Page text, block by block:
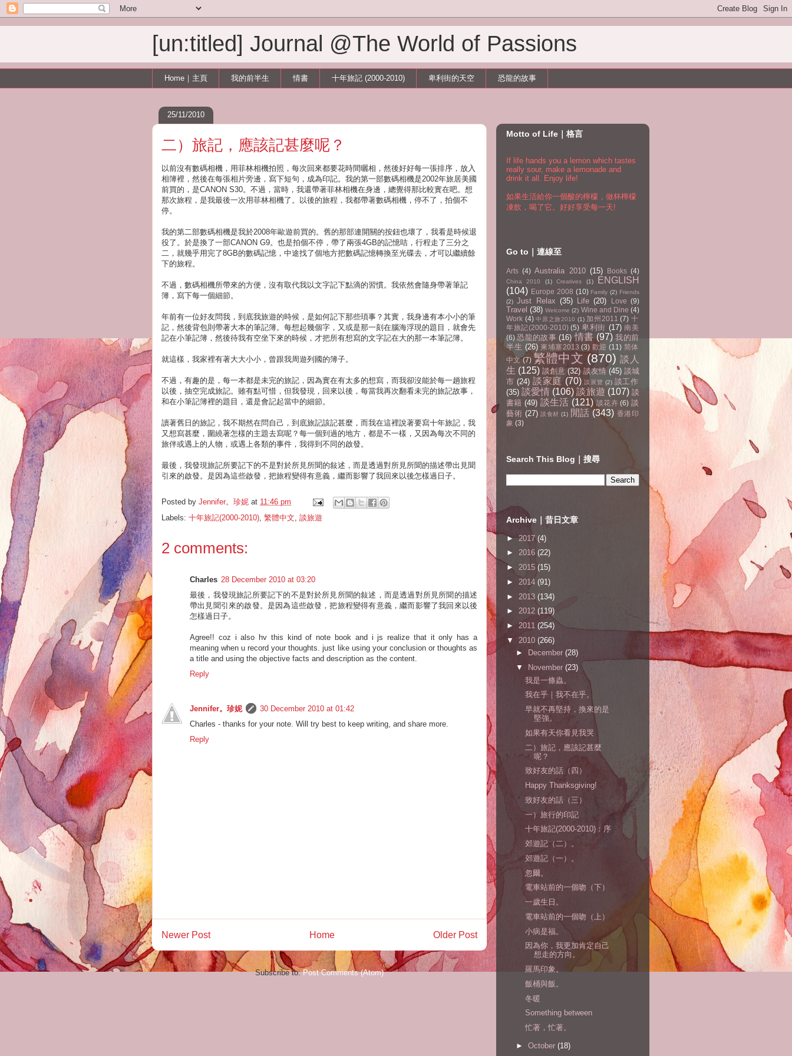
[un:titled] Journal @The World of Passions
Home｜主頁 我的前半生 情書 十年旅記 (2000-2010) 卑利街的天空 恐龍的故事
25/11/2010
二）旅記，應該記甚麼呢？
以前沒有數碼相機，用菲林相機拍照，每次回來都要花時間曬相，然後好好每一張排序，放入
相簿裡，然後在每張相片旁邊，寫下短句，成為印記。我的第一部數碼相機是2002年旅居美國
前買的，是CANON S30。不過，當時，我還帶著菲林相機在身邊，總覺得那比較實在吧。想
那次旅程，是我最後一次用菲林相機了。以後的旅程，我都帶著數碼相機，停不了，拍個不
停。
我的第二部數碼相機是我於2008年歐遊前買的。舊的那部連開關的按鈕也壞了，我看是時候退
役了。於是換了一部CANON G9。也是拍個不停，帶了兩張4GB的記憶咭，行程走了三分之
二，就幾乎用完了8GB的數碼記憶，中途找了個地方把數碼記憶轉換至光碟去，才可以繼續餘
下的旅程。
不過，數碼相機所帶來的方便，沒有取代我以文字記下點滴的習慣。我依然會隨身帶著筆記
簿，寫下每一個細節。
年前有一位好友問我，到底我旅遊的時候，是如何記下那些瑣事？其實，我身邊有本小小的筆
記，然後背包則帶著大本的筆記簿。每想起幾個字，又或是那一刻在腦海浮現的題目，就會先
記在小筆記簿，然後待我有空坐下來的時候，才把所有想寫的文字記在大的那一本筆記簿。
就這樣，我家裡有著大大小小，曾跟我周遊列國的簿子。
不過，有趣的是，每一本都是未完的旅記，因為實在有太多的想寫，而我卻沒能於每一趟旅程
以後，抽空完成旅記。雖有點可惜，但我發現，回來以後，每當我再次翻看未完的旅記故事，
和在小筆記簿裡的題目，還是會記起當中的細節。
讀著舊日的旅記，我不期然在問自己，到底旅記該記甚麼，而我在這裡說著要寫十年旅記，我
又想寫甚麼，圍繞著怎樣的主題去寫呢？每一個到過的地方，都是不一樣，又因為每次不同的
旅伴或遇上的人物，或遇上各類的事件，我得到不同的啟發。
最後，我發現旅記所要記下的不是對於所見所聞的敍述，而是透過對所見所聞的描述帶出見聞
引來的啟發。是因為這些啟發，把旅程變得有意義，繼而影響了我回來以後怎樣過日子。
Posted by Jennifer。珍妮 at 11:46 pm
Labels: 十年旅記(2000-2010) 繁體中文 談旅遊
2 comments:
Charles 28 December 2010 at 03:20
最後，我發現旅記所要記下的不是對於所見所聞的敍述，而是透過對所見所聞的描述
帶出見聞引來的啟發。是因為這些啟發，把旅程變得有意義，繼而影響了我回來以後
怎樣過日子。
Agree!! coz i also hv this kind of note book and i js realize that it only has a
meaning when u record your thoughts. just like using your conclusion or thoughts as
a title and using the objective facts and description as the content.
Reply
Jennifer。珍妮
30 December 2010 at 01:42
Charles - thanks for your note. Will try best to keep writing, and share more.
Reply
Newer Post Older Post
Home
Subscribe to:Post Comments (Atom)
Motto of Life｜格言
If life hands you a lemon which tastes
really sour, make a lemonade and
drink it all. Enjoy life!
如果生活給你一個酸的檸檬，做杯檸檬
凍飲，喝了它。好好享受每一天!
Go to｜連線至
Arts (4) Australia 2010 (15) Books (4)
China 2010 (1) Creatives (1)
ENGLISH
(104) Europe 2008 (10) Family (2) Friends
(2) Just Relax (35) Life (20) Love (9)
Travel (38) Welcome (2) Wine and Dine (4)
Work (4) 中原之旅2010 (1) 加州2011 (7) 十
年旅記(2000-2010) (5) 卑利街 (17) 南美
(6) 恐龍的故事 (16) 情書 (97) 我的前
半生 (26) 柬埔寨2013 (3) 歡迎 (11) 简体
中文 (7) 繁體中文 (870) 談人
生 (125) 談創意 (32) 談友情 (45) 談城
市 (24) 談家庭 (70) 談展覽 (2) 談工作
(35) 談愛情 (106) 談旅遊 (107) 談
書籍 (49) 談生活 (121) 談花卉 (6) 談
藝術 (27) 談食材 (1) 閒話 (343) 香港印
象 (3)
Search This Blog｜搜尋
Archive｜昔日文章
►2017(4)
► 2016 (22)
► 2015 (15)
► 2014 (91)
► 2013 (134)
► 2012 (119)
► 2011 (254)
▼ 2010 (266)
►
December (28)
▼
November (23)
我是一條蟲。
我在乎｜我不在乎。
早就不再堅持，換來的是
堅強。
如果有天你看見我哭
二）旅記，應該記甚麼
呢？
致好友的話（四）
Happy Thanksgiving!
致好友的話（三）
一）旅行的印記
十年旅記(2000-2010)：序
郊遊記（二）。
郊遊記（一）。
忽爾。
電車站前的一個吻（下）
一歲生日。
電車站前的一個吻（上）
小病是福。
因為你，我更加肯定自己
想走的方向。
羅馬印象。
飯桶與飯。
冬暖
Something between
忙著，忙著。
► October (18)